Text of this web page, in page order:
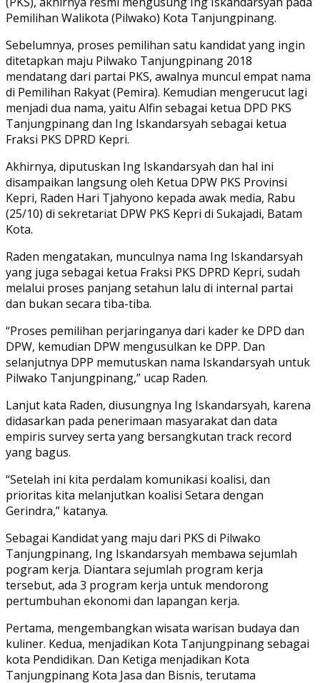
Pemilihan Walikota (Pilwako) Kota Tanjungpinang.
Sebelumnya, proses pemilihan satu kandidat yang ingin
ditetapkan maju Pilwako Tanjungpinang 2018
mendatang dari partai PKS, awalnya muncul empat nama
di Pemilihan Rakyat (Pemira). Kemudian mengerucut lagi
menjadi dua nama, yaitu Alfin sebagai ketua DPD PKS
Tanjungpinang dan Ing Iskandarsyah sebagai ketua
Fraksi PKS DPRD Kepri.
Akhirnya, diputuskan Ing Iskandarsyah dan hal ini
disampaikan langsung oleh Ketua DPW PKS Provinsi
Kepri, Raden Hari Tjahyono kepada awak media, Rabu
(25/10) di sekretariat DPW PKS Kepri di Sukajadi, Batam
Kota.
Raden mengatakan, munculnya nama Ing Iskandarsyah
yang juga sebagai ketua Fraksi PKS DPRD Kepri, sudah
melalui proses panjang setahun lalu di internal partai
dan bukan secara tiba-tiba.
“Proses pemilihan perjaringanya dari kader ke DPD dan
DPW, kemudian DPW mengusulkan ke DPP. Dan
selanjutnya DPP memutuskan nama Iskandarsyah untuk
Pilwako Tanjungpinang,” ucap Raden.
Lanjut kata Raden, diusungnya Ing Iskandarsyah, karena
didasarkan pada penerimaan masyarakat dan data
empiris survey serta yang bersangkutan track record
yang bagus.
“Setelah ini kita perdalam komunikasi koalisi, dan
prioritas kita melanjutkan koalisi Setara dengan
Gerindra,” katanya.
Sebagai Kandidat yang maju dari PKS di Pilwako
Tanjungpinang, Ing Iskandarsyah membawa sejumlah
pogram kerja. Diantara sejumlah program kerja
tersebut, ada 3 program kerja untuk mendorong
pertumbuhan ekonomi dan lapangan kerja.
Pertama, mengembangkan wisata warisan budaya dan
kuliner. Kedua, menjadikan Kota Tanjungpinang sebagai
kota Pendidikan. Dan Ketiga menjadikan Kota
Tanjungpinang Kota Jasa dan Bisnis, terutama